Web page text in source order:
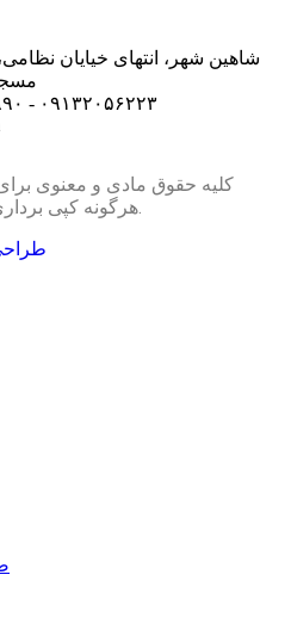
۱۴۵۲۱۶۹۰۰ -
کلیه حقوق مادی و معنوی
هرگونه کپی برداری شامل پیگرد قانونی می باشد.